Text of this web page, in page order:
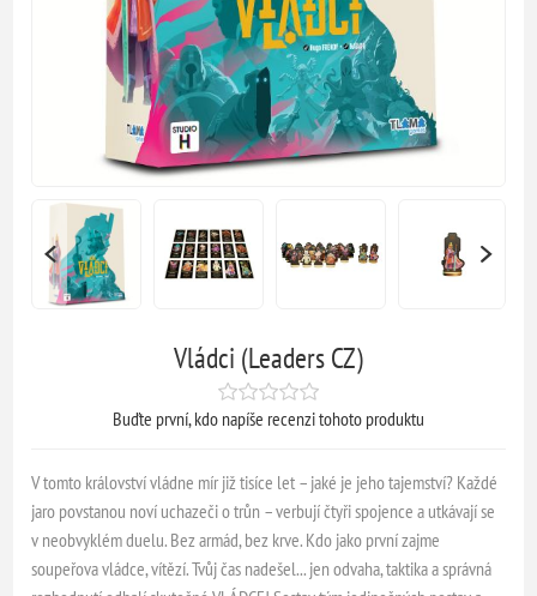
Vládci (Leaders CZ)
Buďte první, kdo napíše recenzi tohoto produktu
V tomto království vládne mír již tisíce let – jaké je jeho tajemství? Každé
jaro povstanou noví uchazeči o trůn – verbují čtyři spojence a utkávají se
v neobvyklém duelu. Bez armád, bez krve. Kdo jako první zajme
soupeřova vládce, vítězí. Tvůj čas nadešel... jen odvaha, taktika a správná